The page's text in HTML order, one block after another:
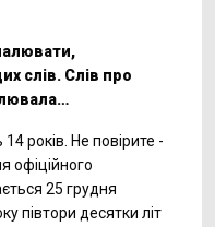
слів. Слів про
років. Не повірите -
офіційного
25 грудня
півтори десятки літ